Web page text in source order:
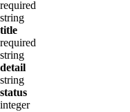
required
string
title
required
string
detail
string
status
integer